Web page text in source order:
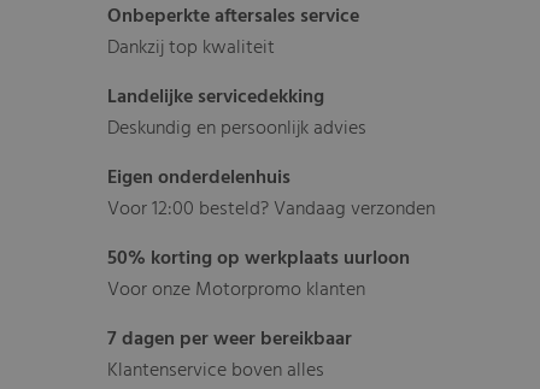
Onbeperkte aftersales service
Dankzij top kwaliteit
Landelijke servicedekking
Deskundig en persoonlijk advies
Eigen onderdelenhuis
Voor 12:00 besteld? Vandaag verzonden
50% korting op werkplaats uurloon
Voor onze Motorpromo klanten
7 dagen per weer bereikbaar
Klantenservice boven alles